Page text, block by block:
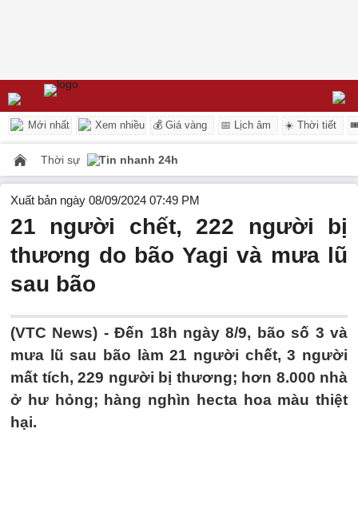
Mới nhất Xem nhiều 💰 Giá vàng 📅 Lịch âm ☀️ Thời tiết
Thời sự Tin nhanh 24h
Xuất bản ngày 08/09/2024 07:49 PM
21 người chết, 222 người bị
thương do bão Yagi và mưa lũ
sau bão
(VTC News) -Đến 18h ngày 8/9, bão số 3 và
mưa lũ sau bão làm 21 người chết, 3 người
mất tích, 229 người bị thương; hơn 8.000 nhà
ở hư hỏng; hàng nghìn hecta hoa màu thiệt
hại.